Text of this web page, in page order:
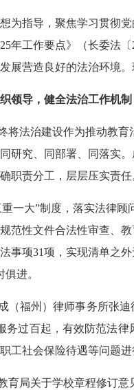
为指导，聚焦学习贯彻
年工作要点》（长委法
展营造良好的法治环境
领导，健全法治工作机制
将法治建设作为推动教
研究、同部署、同落实
职责分工，层层压实责任
重一大”制度，落实法律
范性文件合法性审查、
事项31项，实现清单之
进。
（福州）律师事务所张
务过百起，有效防范法
工社会保险待遇等问题
育局关于学校章程修订